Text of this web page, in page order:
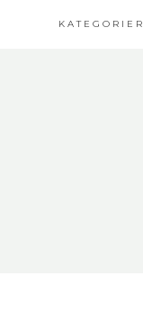
KATEGORIER